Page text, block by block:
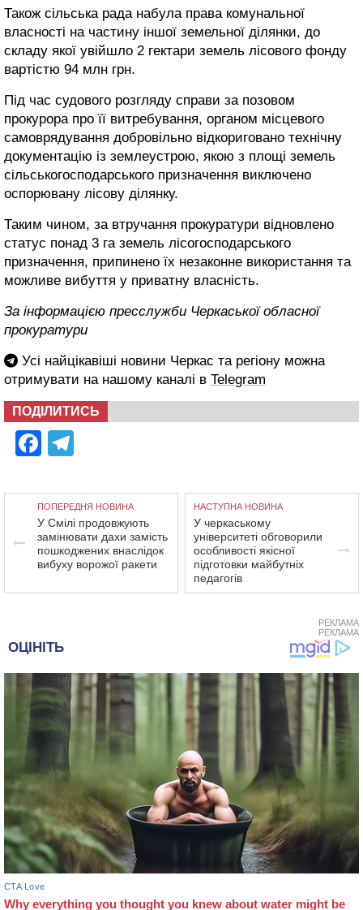
Також сільська рада набула права комунальної
власності на частину іншої земельної ділянки, до
складу якої увійшло 2 гектари земель лісового фонду
вартістю 94 млн грн.
Під час судового розгляду справи за позовом
прокурора про її витребування, органом місцевого
самоврядування добровільно відкориговано технічну
документацію із землеустрою, якою з площі земель
сільськогосподарського призначення виключено
оспорювану лісову ділянку.
Таким чином, за втручання прокуратури відновлено
статус понад 3 га земель лісогосподарського
призначення, припинено їх незаконне використання та
можливе вибуття у приватну власність.
За інформацією пресслужби Черкаської обласної
прокуратури
Усі найцікавіші новини Черкас та регіону можна
отримувати на нашому каналі в Telegram
ПОДІЛИТИСЬ
Facebook
ПОПЕРЕДНЯ НОВИНА
У Смілі продовжують
замінювати дахи замість
пошкоджених внаслідок
вибуху ворожої ракети
НАСТУПНА НОВИНА
У черкаському
університеті обговорили
особливості якісної
підготовки майбутніх
педагогів
РЕКЛАМА
РЕКЛАМА